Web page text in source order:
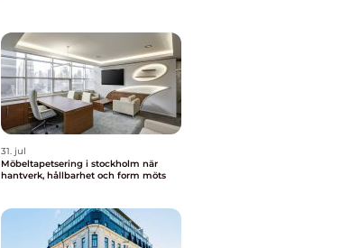
31. jul
Möbeltapetsering i stockholm när
hantverk, hållbarhet och form möts